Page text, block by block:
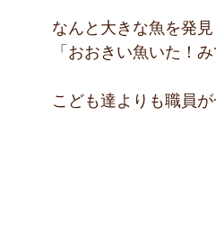
なんと大きな魚を発見
「おおきい魚いた！
こども達よりも職員